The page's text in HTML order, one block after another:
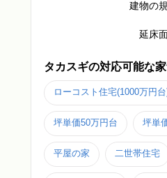
建物の
延床
タカスギの対応可能な
ローコスト住宅(1000万円
坪単価50万円台 坪単
平屋の家 二世帯住宅